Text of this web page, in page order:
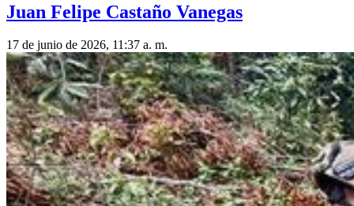
Juan Felipe Castaño Vanegas
17 de junio de 2026, 11:37 a. m.